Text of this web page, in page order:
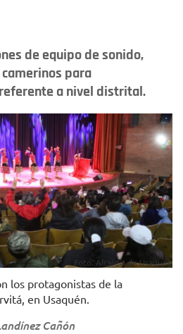
de equipo de sonido,
para
a nivel distrital.
Foto: Alcaldía de Usaquén
los protagonistas de la
en Usaquén.
Cañón